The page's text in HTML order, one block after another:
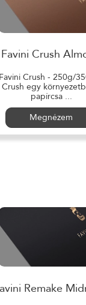
Favini Crush
Favini Crush - 250g/
Crush egy
papírcsa ...
Megnézem
Remake